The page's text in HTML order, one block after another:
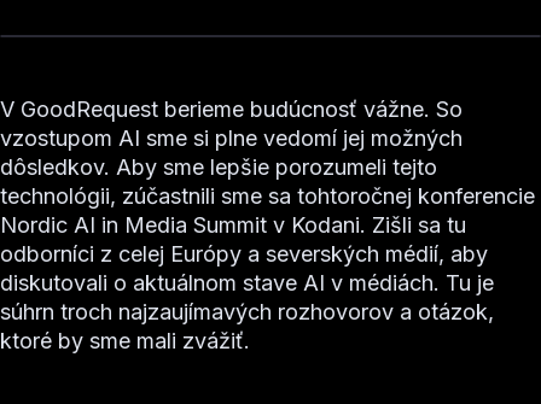
V GoodRequest berieme budúcnosť vážne. So
vzostupom AI sme si plne vedomí jej možných
dôsledkov. Aby sme lepšie porozumeli tejto
technológii, zúčastnili sme sa tohtoročnej konferencie
Nordic AI in Media Summit v Kodani. Zišli sa tu
odborníci z celej Európy a severských médií, aby
diskutovali o aktuálnom stave AI v médiách. Tu je
súhrn troch najzaujímavých rozhovorov a otázok,
ktoré by sme mali zvážiť.